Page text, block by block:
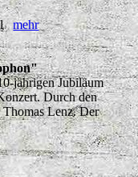
mehr
jährigen Jubiläum
Durch den
Lenz. Der